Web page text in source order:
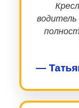
водитель
—